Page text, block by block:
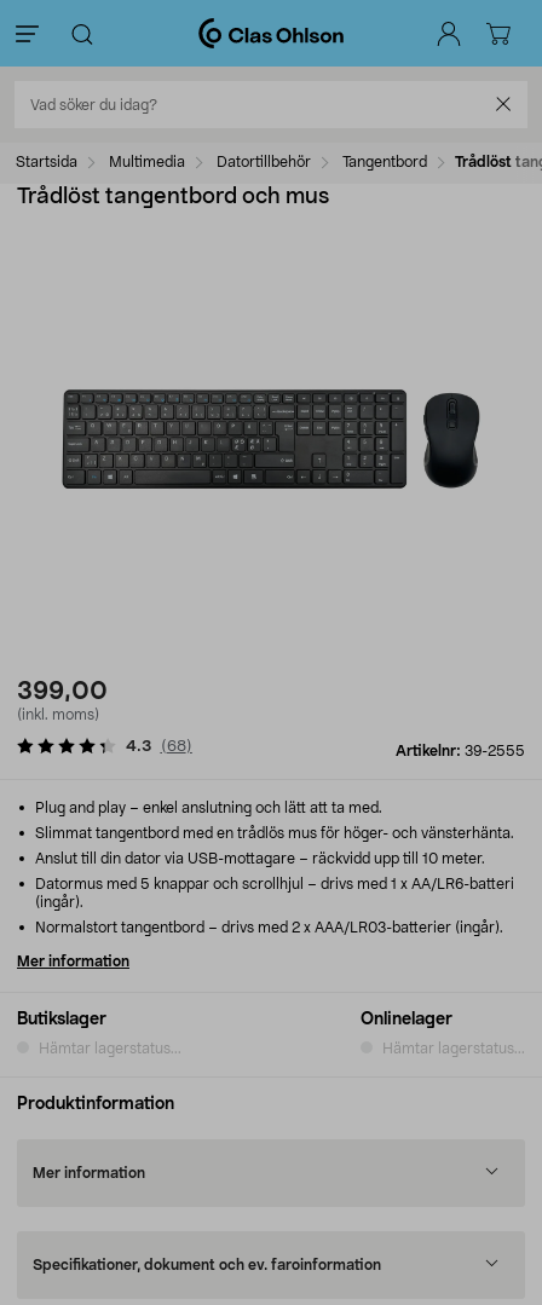
Startsida Multimedia Datortillbehör Tangentbord Trådlöst
Trådlöst tangentbord och mus
399,00
(inkl. moms)
Artikelnr: 39-2555
4.3 (68)
Butikslager
Hämtar lagerstatus...
Onlinelager
Hämtar lagerstatus...
Plug and play – enkel anslutning och lätt att ta med.
Slimmat tangentbord med en trådlös mus för höger- och vänsterhänta.
Anslut till din dator via USB-mottagare – räckvidd upp till 10 meter.
Datormus med 5 knappar och scrollhjul – drivs med 1 x AA/LR6-batteri
(ingår).
Normalstort tangentbord – drivs med 2 x AAA/LR03-batterier (ingår).
Mer information
Produktinformation
Mer information
Specifikationer, dokument och ev. faroinformation